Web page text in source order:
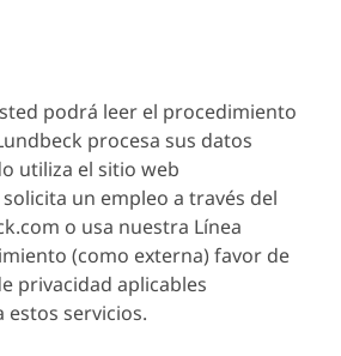
podrá leer el procedimiento
procesa sus datos
utiliza el sitio web
un empleo a través del
o usa nuestra Línea
(como externa) favor de
privacidad aplicables
estos servicios.